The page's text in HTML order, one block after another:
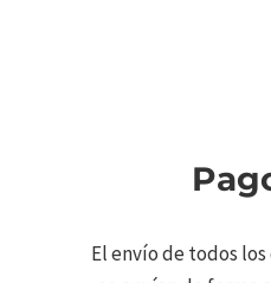
El envío de todos